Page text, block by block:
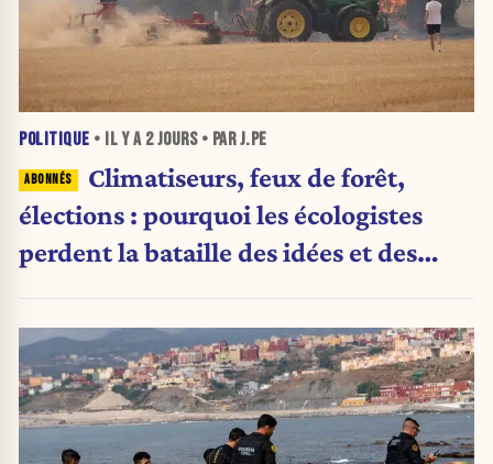
POLITIQUE • IL Y A 2 JOURS• PAR J.PE
Climatiseurs, feux de forêt,
élections : pourquoi les écologistes
perdent la bataille des idées et des